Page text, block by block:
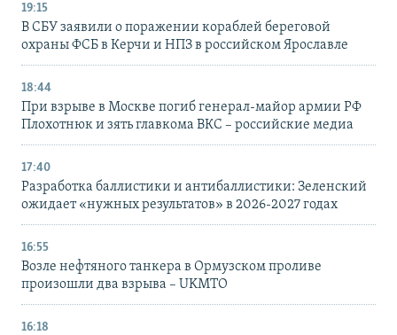
19:15
В СБУ заявили о поражении кораблей береговой
охраны ФСБ в Керчи и НПЗ в российском Ярославле
18:44
При взрыве в Москве погиб генерал-майор армии РФ
Плохотнюк и зять главкома ВКС – российские медиа
17:40
Разработка баллистики и антибаллистики: Зеленский
ожидает «нужных результатов» в 2026-2027 годах
16:55
Возле нефтяного танкера в Ормузском проливе
произошли два взрыва – UKMTO
16:18